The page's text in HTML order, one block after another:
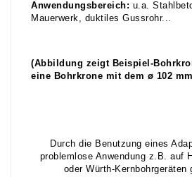
Anwendungsbereich: u.a.
Mauerwerk, duktiles Gussrohr...
(Abbildung zeigt Beispiel-
eine Bohrkrone mit dem ø 102
Durch die Benutzung eines
problemlose Anwendung z.B. auf
oder Würth-Kernbohrgeräten